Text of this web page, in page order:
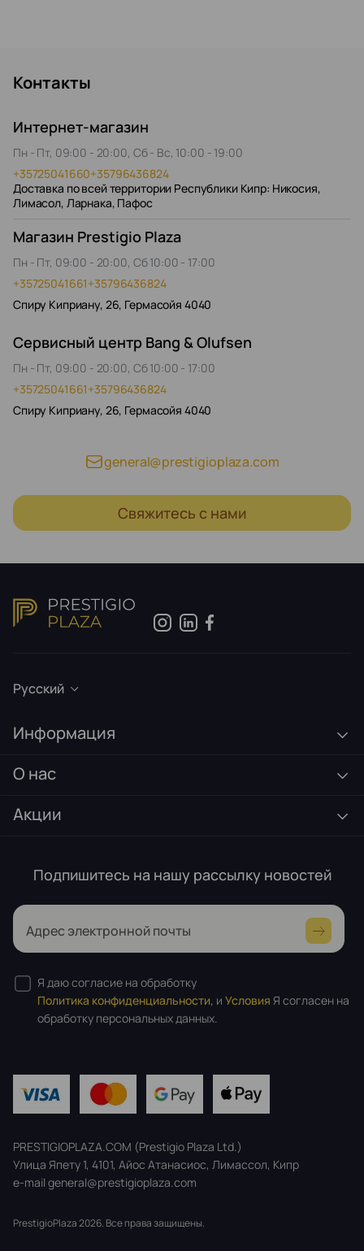
Контакты
Интернет-магазин
Пн - Пт, 09:00 - 20:00, Сб - Вс, 10:00 - 19:00
+35725041660+35796436824
Доставка по всей территории Республики Кипр: Никосия,
Лимасол, Ларнака, Пафос
Магазин Prestigio Plaza
Пн - Пт, 09:00 - 20:00, Сб 10:00 - 17:00
+35725041661+35796436824
Спиру Киприану, 26, Гермасойя 4040
Сервисный центр Bang & Olufsen
Пн - Пт, 09:00 - 20:00, Сб 10:00 - 17:00
+35725041661+35796436824
Спиру Киприану, 26, Гермасойя 4040
general@prestigioplaza.com
Свяжитесь с нами
Русский
Информация
О нас
Акции
Подпишитесь на нашу рассылку новостей
Адрес электронной почты
Я даю согласие на обработку
Политика конфиденциальности, и Условия Я согласен на
обработку персональных данных.
PRESTIGIOPLAZA.COM (Prestigio Plaza Ltd.)
Улица Япету 1, 4101, Айос Атанасиос, Лимассол, Кипр
e-mail general@prestigioplaza.com
PrestigioPlaza 2026. Все права защищены.